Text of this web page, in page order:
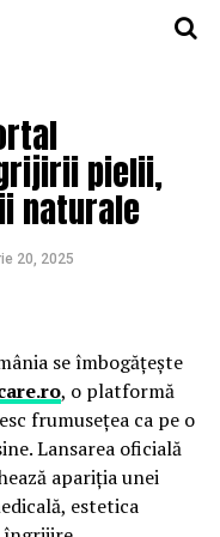
pielii,
naturale
20, 2025
se îmbogățește
, o platformă
frumusețea ca pe o
Lansarea oficială
apariția unei
estetica